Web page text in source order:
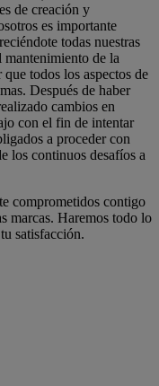
de creación y
es importante
todas nuestras
mantenimiento de la
todos los aspectos de
Después de haber
cambios en
con el fin de intentar
a proceder con
los continuos desafíos a
comprometidos contigo
marcas. Haremos todo lo
satisfacción.